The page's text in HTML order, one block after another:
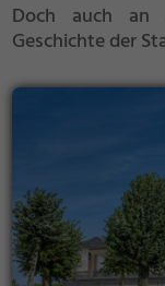
Doch auch an
Geschichte der